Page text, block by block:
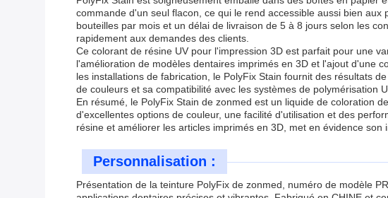
commande d'un seul flacon, ce qui le rend accessible aussi bien
bouteilles par mois et un délai de livraison de 5 à 8 jours selon les
rapidement aux demandes des clients.
Ce colorant de résine UV pour l'impression 3D est parfait pour une
l'amélioration de modèles dentaires imprimés en 3D et l'ajout d'une
les installations de fabrication, le PolyFix Stain fournit des résultats
de couleurs et sa compatibilité avec les systèmes de polymérisation
En résumé, le PolyFix Stain de zonmed est un liquide de coloration
d'excellentes options de couleur, une facilité d'utilisation et des
résine et améliorer les articles imprimés en 3D, met en évidence
Personnalisation :
Présentation de la teinture PolyFix de zonmed, numéro de modèle